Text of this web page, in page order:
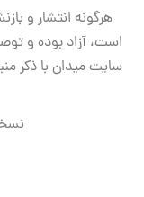
هرگونه انتشار و
است، آزاد بوده و
سایت میدان با ذکر
نسخه